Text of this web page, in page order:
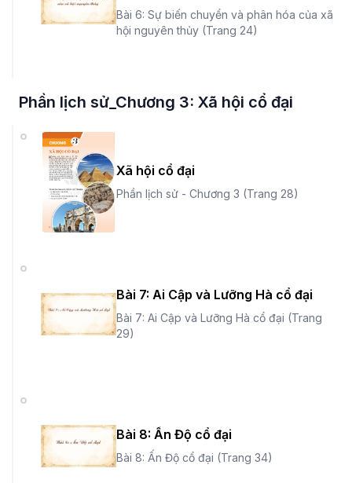
Bài 6: Sự biến chuyển và phân hóa của xã
hội nguyên thủy (Trang 24)
Phần lịch sử_Chương 3: Xã hội cổ đại
Xã hội cổ đại
Phần lịch sử - Chương 3 (Trang 28)
Bài 7: Ai Cập và Lưỡng Hà cổ đại
Bài 7: Ai Cập và Lưỡng Hà cổ đại (Trang
29)
Bài 8: Ấn Độ cổ đại
Bài 8: Ấn Độ cổ đại (Trang 34)